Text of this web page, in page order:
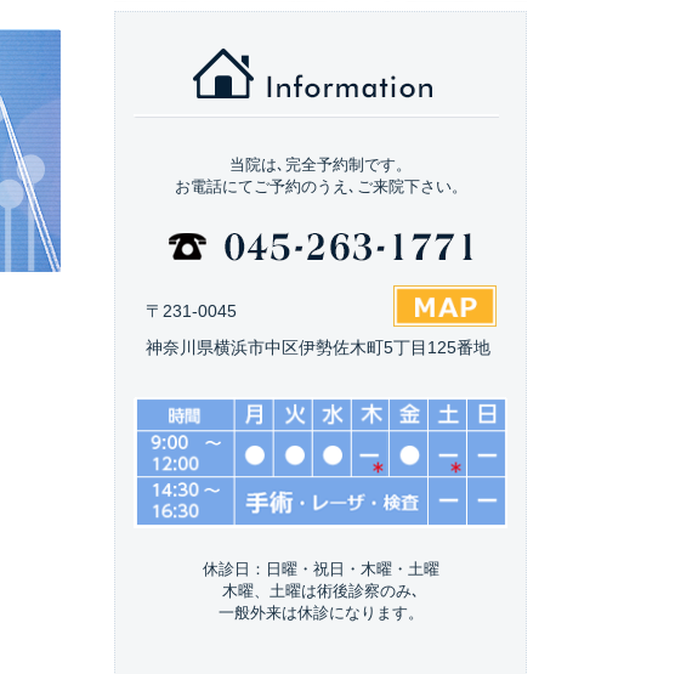
当院は､完全予約制です。
お電話にてご予約のうえ､ご来院下さい。
〒231-0045
神奈川県横浜市中区伊勢佐木町5丁目125番地
休診日：日曜・祝日・木曜・土曜
木曜、土曜は術後診察のみ､
一般外来は休診になります。